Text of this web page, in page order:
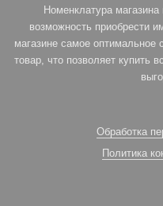
Номенклатура
возможность приобрести
магазине самое оптимальное
товар, что позволяет купить
Обработка
Политика